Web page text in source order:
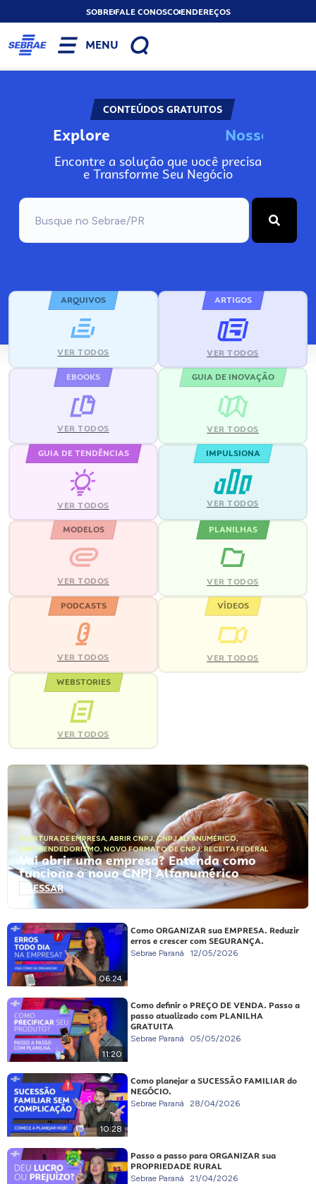
SOBREFALE CONOSCOENDEREÇOS
MENU
CONTEÚDOS GRATUITOS
Explore Nosso
Encontre a solução que você precisa
e Transforme Seu Negócio
ARQUIVOS
VER TODOS
ARTIGOS
VER TODOS
EBOOKS
VER TODOS
GUIA DE INOVAÇÃO
VER TODOS
GUIA DE TENDÊNCIAS
VER TODOS
IMPULSIONA
VER TODOS
MODELOS
VER TODOS
PLANILHAS
VER TODOS
PODCASTS
VER TODOS
VÍDEOS
VER TODOS
WEBSTORIES
VER TODOS
ABERTURA DE EMPRESA, ABRIR CNPJ,CNPJ ALFANUMÉRICO,
EMPREENDEDORISMO, NOVO FORMATO DE CNPJ,RECEITA FEDERAL
Vai abrir uma empresa? Entenda como
funciona o novo CNPJ Alfanumérico
ACESSAR
06:24
Como ORGANIZAR sua EMPRESA. Reduzir
erros e crescer com SEGURANÇA.
Sebrae Paraná 12/05/2026
11:20
Como definir o PREÇO DE VENDA. Passo a
passo atualizado com PLANILHA
GRATUITA
Sebrae Paraná 05/05/2026
10:28
Como planejar a SUCESSÃO FAMILIAR do
NEGÓCIO.
Sebrae Paraná 28/04/2026
Passo a passo para ORGANIZAR sua
PROPRIEDADE RURAL
Sebrae Paraná 21/04/2026